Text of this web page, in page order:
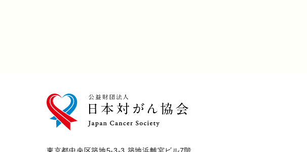
東京都中央区築地5-3-3 築地浜離宮ビル7階